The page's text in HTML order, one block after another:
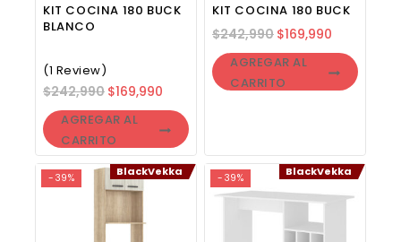
KIT COCINA 180 BUCK
BLANCO
(1 Review)
$242,990 $169,990
AGREGAR AL
CARRITO
KIT COCINA 180 BUCK
$242,990 $169,990
AGREGAR AL
CARRITO
-39% BlackVekka -39% BlackVekka